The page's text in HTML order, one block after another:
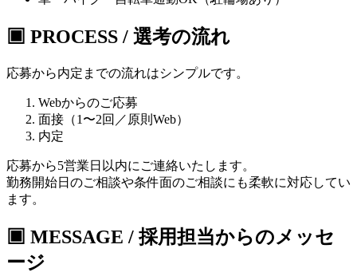
▣ PROCESS / 選考の流れ
応募から内定までの流れはシンプルです。
Webからのご応募
面接 （1〜2回／原則Web）
内定
応募から5営業日以内にご連絡いたします。
勤務開始日のご相談や条件面のご相談にも柔軟に対応してい
ます。
▣ MESSAGE / 採用担当からのメッセ
ージ